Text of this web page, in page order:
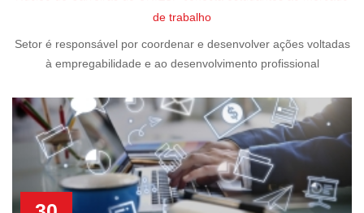
de trabalho
Setor é responsável por coordenar e desenvolver ações voltadas
à empregabilidade e ao desenvolvimento profissional